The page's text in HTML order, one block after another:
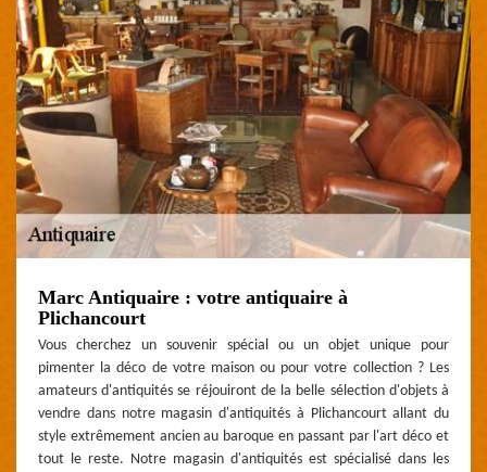
Marc Antiquaire : votre antiquaire à
Plichancourt
Vous cherchez un souvenir spécial ou un objet unique pour
pimenter la déco de votre maison ou pour votre collection ? Les
amateurs d'antiquités se réjouiront de la belle sélection d'objets à
vendre dans notre magasin d'antiquités à Plichancourt allant du
style extrêmement ancien au baroque en passant par l'art déco et
tout le reste. Notre magasin d'antiquités est spécialisé dans les